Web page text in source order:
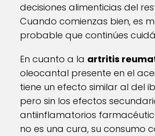
decisiones alimenticias del
Cuando comienzas bien, es
probable que continúes
En cuanto a la artritis
oleocantal presente en el
tiene un efecto similar al del
pero sin los efectos
antiinflamatorios
no es una cura, su consumo